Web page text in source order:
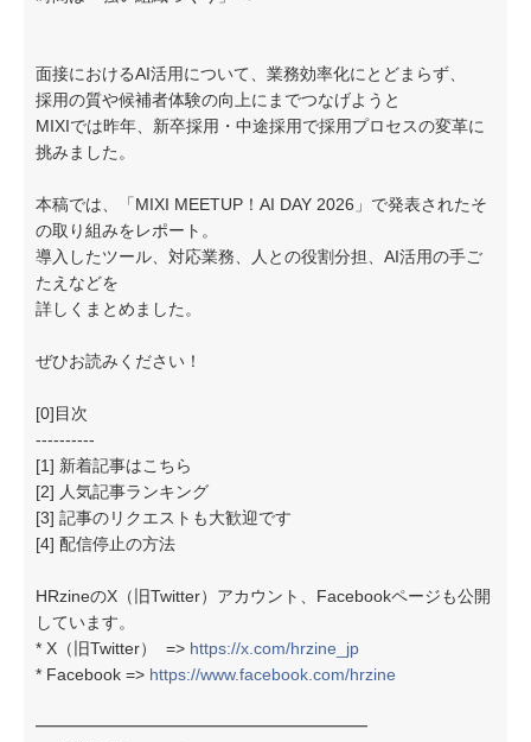
面接におけるAI活用について、業務効率化にとどまらず、
採用の質や候補者体験の向上にまでつなげようと
MIXIでは昨年、新卒採用・中途採用で採用プロセスの変革に
挑みました。
本稿では、「MIXI MEETUP！AI DAY 2026」で発表されたそ
の取り組みをレポート。
導入したツール、対応業務、人との役割分担、AI活用の手ご
たえなどを
詳しくまとめました。
ぜひお読みください！
[0]目次
----------
[1] 新着記事はこちら
[2] 人気記事ランキング
[3] 記事のリクエストも大歓迎です
[4] 配信停止の方法
HRzineのX（旧Twitter）アカウント、Facebookページも公開
しています。
* X（旧Twitter） => https://x.com/hrzine_jp
* Facebook => https://www.facebook.com/hrzine
━━━━━━━━━━━━━━━━━━━━